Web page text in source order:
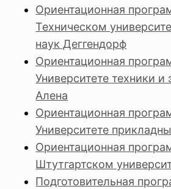
Ориентационная
Техническом
наук Деггендорф
Ориентационная
Университете техники и
Алена
Ориентационная
Университете
Ориентационная
Штутгартском
Подготовительная